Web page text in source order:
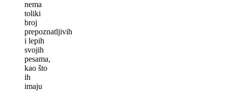
nema
toliki
broj
prepoznatljivih
i lepih
svojih
pesama,
kao što
ih
imaju